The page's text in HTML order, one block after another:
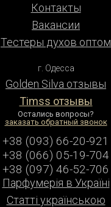
Контакты
Вакансии
Тестеры духов оптом
г. Одесса
Golden Silva отзывы
Timss отзывы
Остались вопросы?
заказать обратный звонок
+38 (093) 66-20-921
+38 (066) 05-19-704
+38 (097) 46-52-706
Парфумерiя в Українi
Статті українською